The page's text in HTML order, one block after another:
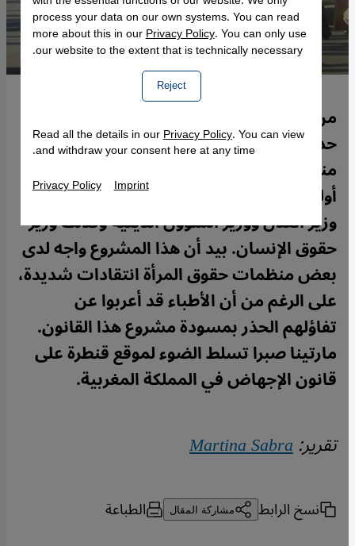
من المقرر أن يتم في المغرب التخفيف من
حدة قانون الإجهاض المتشدد. فقد تم في
أولى لمشروع قانون جديد من قبل كل من
وزير العدل ووزير الشؤون الدينية وكذلك وزير
حقوق الإنسان. بيد أن هذا المشروع واجه لدى
بعض منظمات حقوق المرأة انتقادات شديدة،
على الرغم من أن الأطباء قد أعربوا عن
تفاؤلهم الحذر بمسودة مشروع هذا القانون.
مارتينا صبرا تسلط الضوء لموقع قنطرة على
قانون الإجهاض في المملكة المغربية.
تقرير:Martina Sabra
نسخ الرابط مشاركة المقال الطباعة
process your data on our own systems. You can read
more about this in ourPrivacy Policy. You can only use
our website to the extent that is technically necessary.
Reject
Read all the details in ourPrivacy Policy. You can view
and withdraw your consent here at any time.
Privacy Policy Imprint